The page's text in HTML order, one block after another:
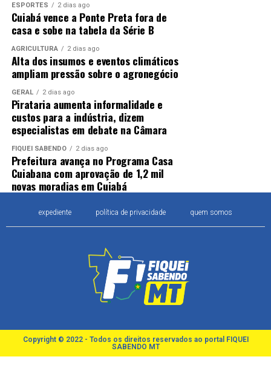
ESPORTES 2 dias ago
Cuiabá vence a Ponte Preta fora de
casa e sobe na tabela da Série B
AGRICULTURA 2 dias ago
Alta dos insumos e eventos climáticos
ampliam pressão sobre o agronegócio
GERAL 2 dias ago
Pirataria aumenta informalidade e
custos para a indústria, dizem
especialistas em debate na Câmara
FIQUEI SABENDO 2 dias ago
Prefeitura avança no Programa Casa
Cuiabana com aprovação de 1,2 mil
novas moradias em Cuiabá
expediente política de privacidade quem somos
Copyright © 2022 - Todos os direitos reservados ao portal FIQUEI
SABENDO MT